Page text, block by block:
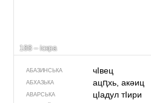
188 – іскра
АБАЗИНСЬКА чIвец
АБХАЗЬКА ацԥхь, акəиц
АВАРСЬКА цIадул тIири